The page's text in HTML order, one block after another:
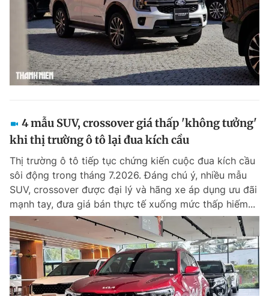
Sản phẩm khác
Tiện ích Bạn cần biết
Đọc Thanh Niên trên điện thoại
Theo dõi báo trên
4 mẫu SUV, crossover giá thấp 'không tưởng'
khi thị trường ô tô lại đua kích cầu
Thị trường ô tô tiếp tục chứng kiến cuộc đua kích cầu
sôi động trong tháng 7.2026. Đáng chú ý, nhiều mẫu
SUV, crossover được đại lý và hãng xe áp dụng ưu đãi
mạnh tay, đưa giá bán thực tế xuống mức thấp hiếm...